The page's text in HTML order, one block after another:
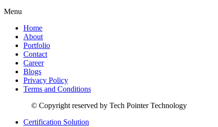
Menu
Home
About
Portfolio
Contact
Career
Blogs
Privacy Policy
Terms and Conditions
© Copyright reserved by Tech Pointer Technology
Certification Solution